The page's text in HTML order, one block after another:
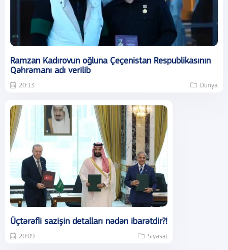
Ramzan Kadırovun oğluna Çeçenistan Respublikasının
Qəhrəmanı adı verilib
20:13 Dünya
Üçtərəfli sazişin detalları nədən ibarətdir?!
20:09 Siyasət